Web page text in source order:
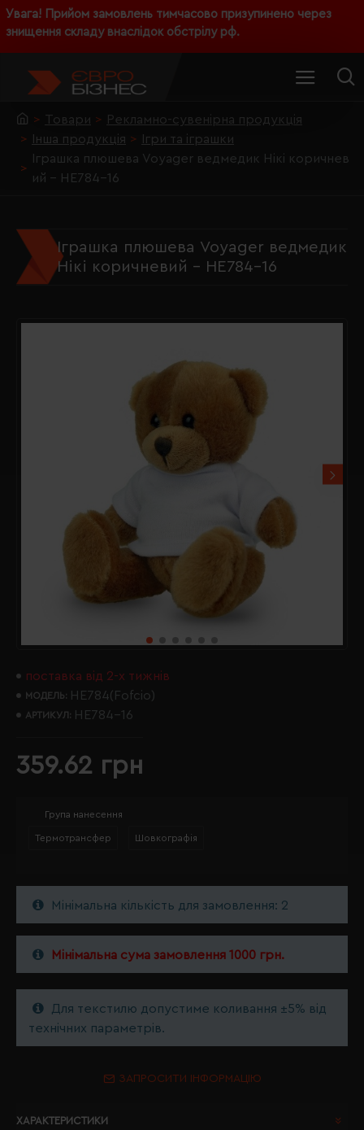
Увага! Прийом замовлень тимчасово призупинено через
знищення складу внаслідок обстрілу рф.
Товари
Рекламно-сувенірна продукція
Інша продукція
Ігри та іграшки
Іграшка плюшева Voyager ведмедик Нікі коричнев
ий - HE784-16
Іграшка плюшева Voyager ведмедик
Нікі коричневий - HE784-16
поставка від 2-х тижнів
МОДЕЛЬ: HE784(Fofcio)
АРТИКУЛ: HE784-16
359.62 грн
Група нанесення
Термотрансфер Шовкографія
Мінімальна кількість для замовлення: 2
Мінімальна сума замовлення 1000 грн.
Для текстилю допустиме коливання ±5% від
технічних параметрів.
ЗАПРОСИТИ ІНФОРМАЦІЮ
ХАРАКТЕРИСТИКИ